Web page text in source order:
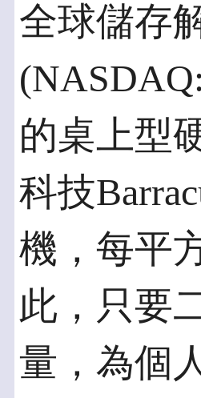
全球儲存
的桌上型
科技
機，每平
此，只要
量，為個